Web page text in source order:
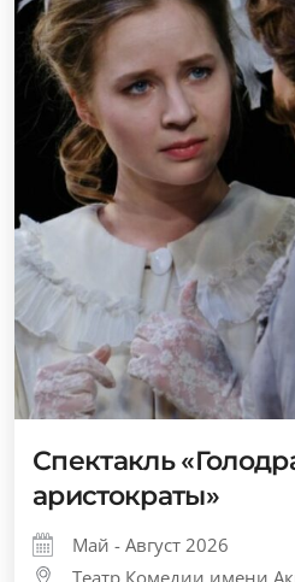
Спектакль
аристократы»
Май - Август 2026
Театр Комедии имени